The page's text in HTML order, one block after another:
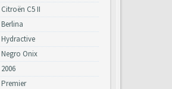
Citroën C5 II
Berlina
Hydractive
Negro Onix
2006
Premier